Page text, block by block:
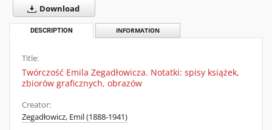
Download
DESCRIPTION INFORMATION
Title:
Twórczość Emila Zegadłowicza. Notatki: spisy książek,
zbiorów graficznych, obrazów
Creator:
Zegadłowicz, Emil (1888-1941)